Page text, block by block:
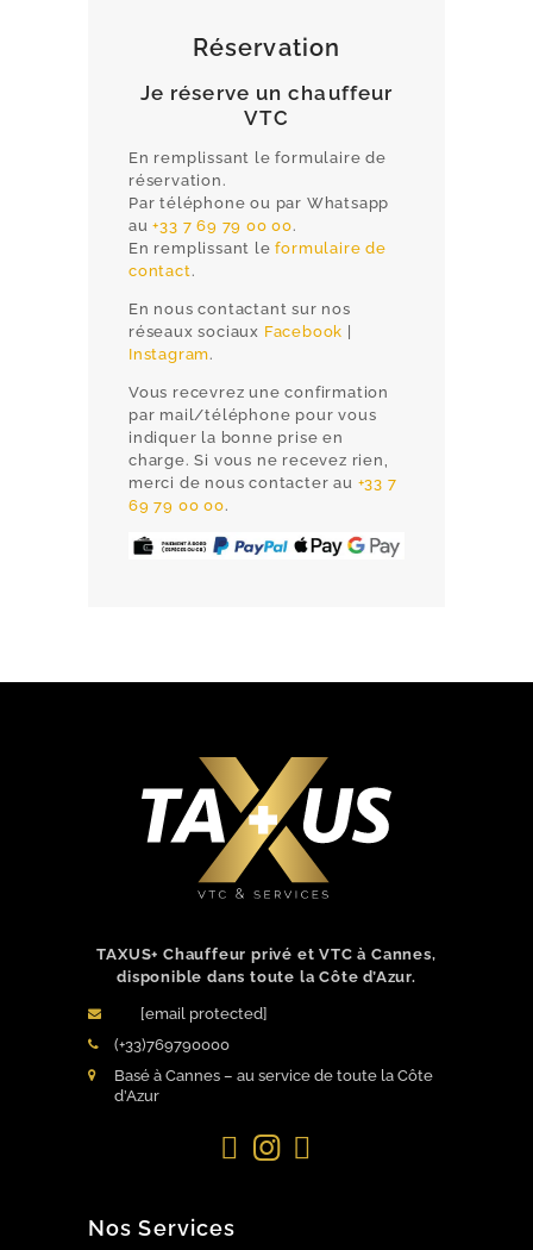
Réservation
Je réserve un chauffeur
VTC
En remplissant le formulaire de
réservation.
Par téléphone ou par Whatsapp
au+33 7 69 79 00 00.
En remplissant leformulaire de
contact .
En nous contactant sur nos
réseaux sociaux Facebook |
Instagram.
Vous recevrez une confirmation
par mail/téléphone pour vous
indiquer la bonne prise en
charge. Si vous ne recevez rien,
merci de nous contacter au +33 7
69 79 00 00.
TAXUS+ Chauffeur privé et VTC à Cannes,
disponible dans toute la Côte d’Azur.
[email protected]
(+33)769790000
Basé à Cannes – au service de toute la Côte
d’Azur
Facebook
Instagram
Nos Services